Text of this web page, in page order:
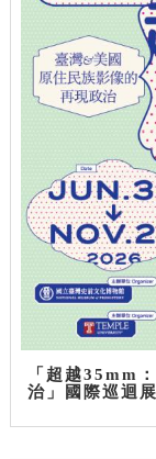
「超越35mm
治」國際巡迴展